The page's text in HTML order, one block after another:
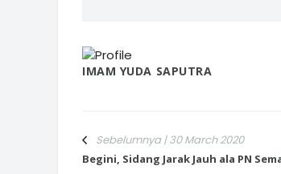
IMAM YUDA SAPUTRA
Sebelumnya | 30 March 2020
Begini, Sidang Jarak Jauh ala PN